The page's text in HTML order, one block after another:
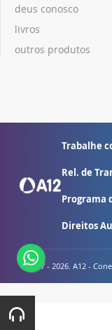
deus conosco
livros
outros produtos
Trabalhe
Rel. de
Programa
Direitos
© 2007 - 2026. A12 -